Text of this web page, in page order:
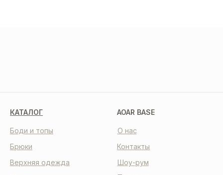
КАТАЛОГ AOAR BASE
О нас
Контакты
Шоу-рум
Боди и топы
Брюки
Верхняя одежда